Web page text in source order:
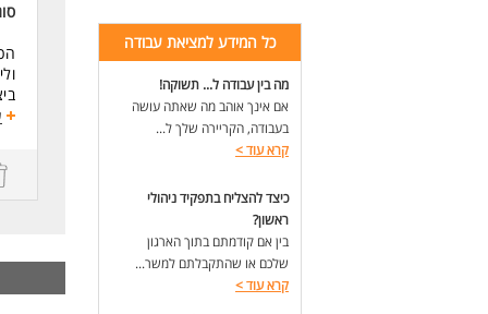
כל המידע למציאת עבודה
מה בין עבודה ל... תשוקה!
אם אינך אוהב מה שאתה עושה
בעבודה, הקריירה שלך ל...
קרא עוד>
כיצד להצליח בתפקיד ניהולי
ראשון?
בין אם קודמתם בתוך הארגון
שלכם או שהתקבלתם למשר...
קרא עוד>
ניסיון של 5
-